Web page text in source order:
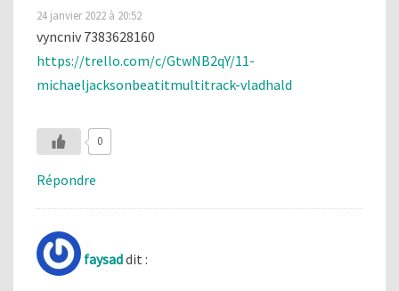
24 janvier 2022 à 20:52
vyncniv 7383628160
https://trello.com/c/GtwNB2qY/11-
michaeljacksonbeatitmultitrack-vladhald
0
Répondre
faysaddit :